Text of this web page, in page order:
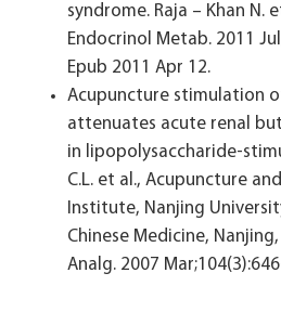
syndrome. Raja – Khan N.
Endocrinol Metab. 2011
Epub 2011 Apr 12.
Acupuncture stimulation
attenuates acute renal
in lipopolysaccharide-
C.L. et al., Acupuncture
Institute, Nanjing
Chinese Medicine,
Analg. 2007